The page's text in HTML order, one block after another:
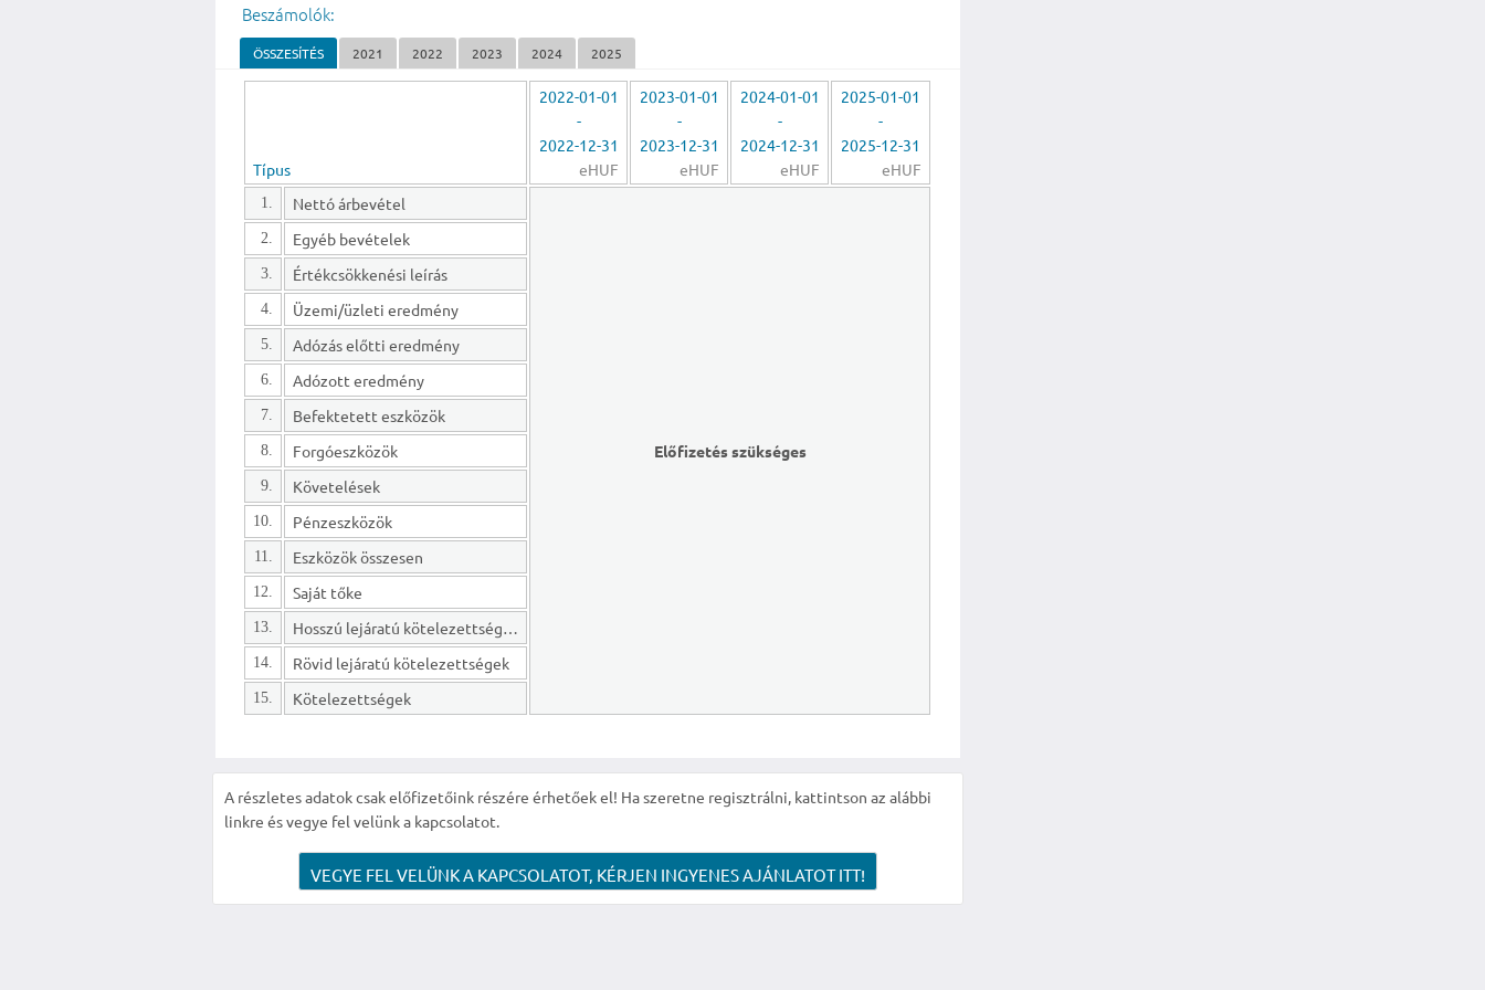
Beszámolók:
ÖSSZESÍTÉS 2021 2022 2023 2024 2025
Típus
2022-01-01
-
2022-12-31
eHUF
2023-01-01
-
2023-12-31
eHUF
2024-01-01
-
2024-12-31
eHUF
2025-01-01
-
2025-12-31
eHUF
1. Nettó árbevétel
Előfizetés szükséges
2. Egyéb bevételek
3. Értékcsökkenési leírás
4. Üzemi/üzleti eredmény
5. Adózás előtti eredmény
6. Adózott eredmény
7. Befektetett eszközök
8. Forgóeszközök
9. Követelések
10. Pénzeszközök
11. Eszközök összesen
12. Saját tőke
13. Hosszú lejáratú kötelezettségek
14. Rövid lejáratú kötelezettségek
15. Kötelezettségek
A részletes adatok csak előfizetőink részére érhetőek el! Ha szeretne regisztrálni, kattintson az alábbi
linkre és vegye fel velünk a kapcsolatot.
VEGYE FEL VELÜNK A KAPCSOLATOT, KÉRJEN INGYENES AJÁNLATOT ITT!